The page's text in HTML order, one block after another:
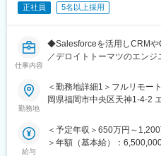
・Customer Division…CRM
ます。
●海外拠点におけるCRMプ
ーバルナレッジを活用したプ
ETLの導入・運用保守を同
入や、導入→運用保守といっ
正社員 5名以上採用
仕事内容
◆Salesforceを活用しCRMや
／デロイトトーマツのエンジ
Salesforceの専門家集団◆
■業務概要
ツ／コンサルティングと協
決にむけて最上流の戦略立
勤務地
＜勤務地詳細1＞フルリモー
岡県福岡市中央区天神1-4-2
＞全国フルリモート勤務（
対策：屋内全面禁煙＜勤務
西）住所：大阪府大阪市 受
給与
＜予定年収＞650万円～
＞年額（基本給）：